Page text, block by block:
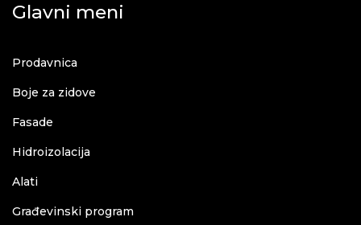
Glavni meni
Prodavnica
Boje za zidove
Fasade
Hidroizolacija
Alati
Građevinski program